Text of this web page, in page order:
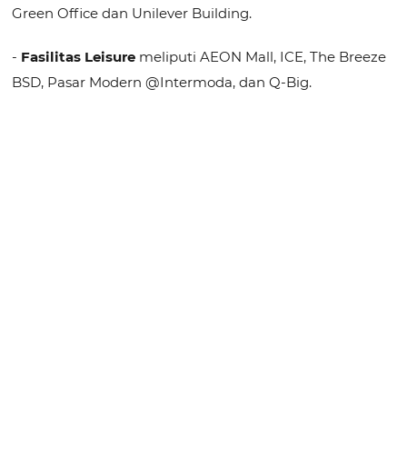
Green Office dan Unilever Building.
- Fasilitas Leisure meliputi AEON Mall, ICE, The Breeze
BSD, Pasar Modern @Intermoda, dan Q-Big.